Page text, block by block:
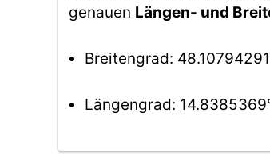
genauen Längen- und
Breitengrad:
Längengrad: